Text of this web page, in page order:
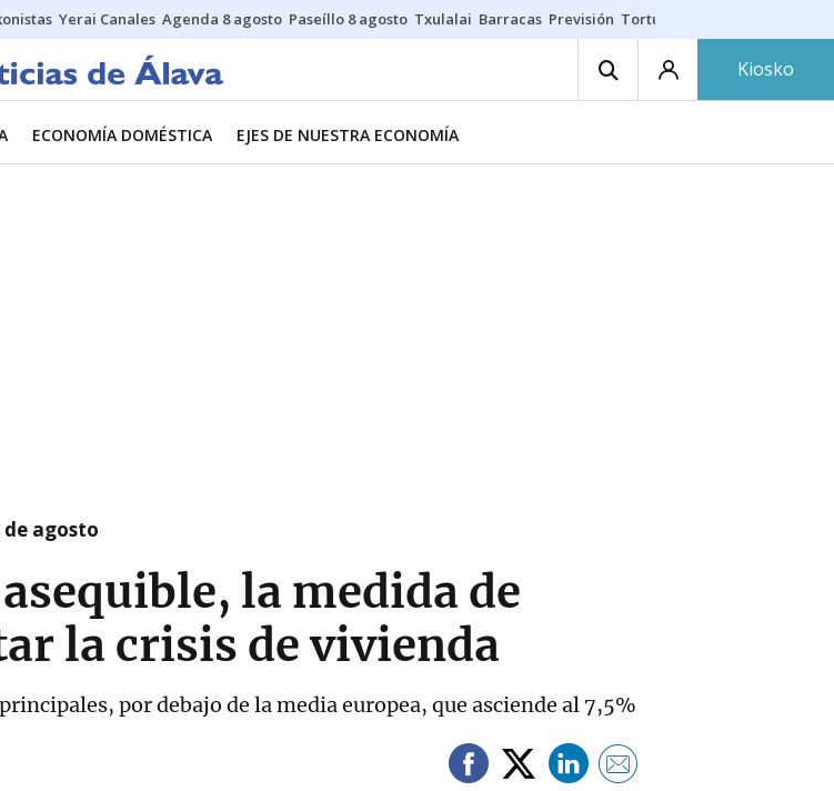
Yerai Canales Agenda 8 agosto Paseíllo 8 agosto Txulalai Barracas Previsión Torturas
Kiosko
ECONOMÍA DOMÉSTICA EJES DE NUESTRA ECONOMÍA
de agosto
la medida de
la crisis de vivienda
por debajo de la media europea, que asciende al 7,5%